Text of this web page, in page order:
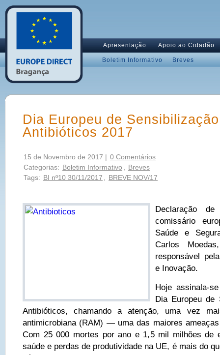
Apresentação Apoio ao Cidadão
Boletim Informativo Breves
Dia Europeu de
Antibióticos 2017
15 de Novembro de 2017 | 0 Comentários
Categorias: Boletim Informativo
Breves
Tags: BI nº10 30/11/2017 BREVE NOV/17
Declaração de
comissário
Saúde e
Carlos
responsável
e Inovação.
Hoje assinala-
Dia Europeu de
Antibióticos, chamando a atenção, uma vez
antimicrobiana (RAM) — uma das maiores
Com 25 000 mortes por ano e 1,5 mil milhões de
saúde e perdas de produtividade na UE, é mais do